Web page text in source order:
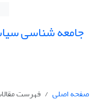
جامعه شناسی
صفحه اصلی
فهرست